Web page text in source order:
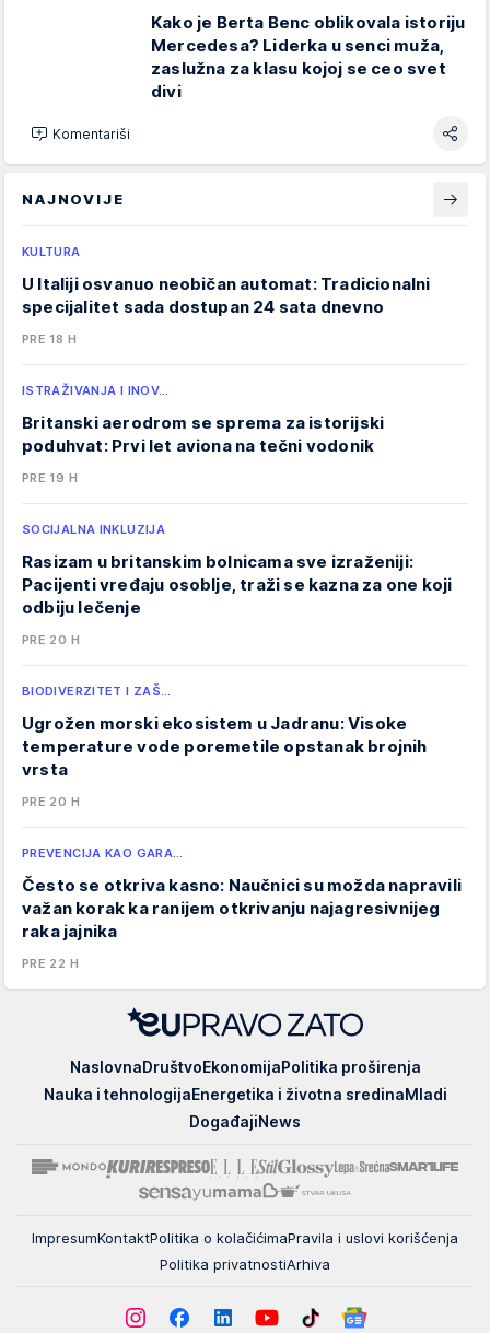
Kako je Berta Benc oblikovala istoriju
Mercedesa? Liderka u senci muža,
zaslužna za klasu kojoj se ceo svet
divi
Komentariši
NAJNOVIJE
KULTURA
U Italiji osvanuo neobičan automat: Tradicionalni
specijalitet sada dostupan 24 sata dnevno
PRE 18 H
ISTRAŽIVANJA I INOV…
Britanski aerodrom se sprema za istorijski
poduhvat: Prvi let aviona na tečni vodonik
PRE 19 H
SOCIJALNA INKLUZIJA
Rasizam u britanskim bolnicama sve izraženiji:
Pacijenti vređaju osoblje, traži se kazna za one koji
odbiju lečenje
PRE 20 H
BIODIVERZITET I ZAŠ…
Ugrožen morski ekosistem u Jadranu: Visoke
temperature vode poremetile opstanak brojnih
vrsta
PRE 20 H
PREVENCIJA KAO GARA…
Često se otkriva kasno: Naučnici su možda napravili
važan korak ka ranijem otkrivanju najagresivnijeg
raka jajnika
PRE 22 H
EUpravo
zato
NaslovnaDruštvoEkonomijaPolitika proširenja
Nauka i tehnologijaEnergetika i životna sredinaMladi
DogađajiNews
ImpresumKontaktPolitika o kolačićimaPravila i uslovi korišćenja
Politika privatnostiArhiva